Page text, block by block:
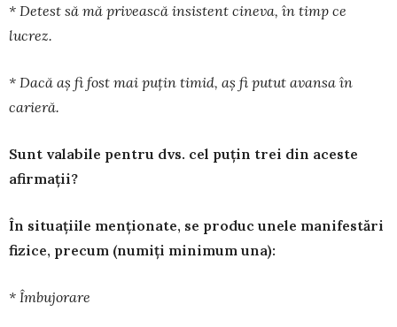
* Detest să mă privească insis­tent cineva, în timp ce
lucrez.
* Dacă aș fi fost mai puțin timid, aș fi putut avansa în
carieră.
Sunt valabile pentru dvs. cel puțin trei din aceste
afirmații?
În situațiile menționate, se produc unele manifestări
fizi­ce, precum (numiți minimum una):
* Îmbujorare